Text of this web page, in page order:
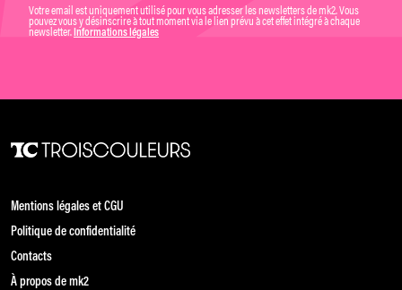
Votre email est uniquement utilisé pour vous adresser les newsletters de mk2. Vous
pouvez vous y désinscrire à tout moment via le lien prévu à cet effet intégré à chaque
newsletter. Informations légales
Mentions légales et CGU
Politique de confidentialité
Contacts
À propos de mk2